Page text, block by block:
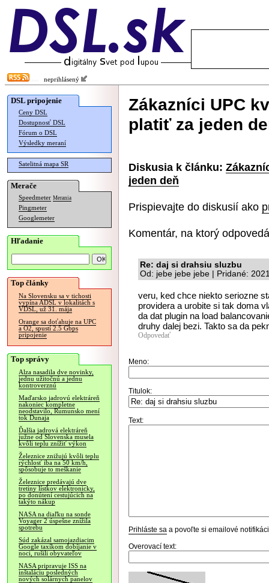
neprihlásený
DSL pripojenie
Ceny DSL
Dostupnosť DSL
Fórum o DSL
Výsledky meraní
Satelitná mapa SR
Merače
Speedmeter Merania
Pingmeter
Googlemeter
Hľadanie
Top články
Na Slovensku sa v tichosti
vypína ADSL v lokalitách s
VDSL, už 31. mája
Orange sa doťahuje na UPC
a O2, spustí 2.5 Gbps
pripojenie
Top správy
Alza nasadila dve novinky,
jednu užitočnú a jednu
kontroverznú
Maďarsko jadrovú elektráreň
nakoniec kompletne
neodstavilo, Rumunsko mení
tok Dunaja
Ďalšia jadrová elektráreň
južne od Slovenska musela
kvôli teplu znížiť výkon
Železnice znižujú kvôli teplu
rýchlosť iba na 50 km/h,
spôsobuje to meškanie
Železnice predávajú dve
tretiny lístkov elektronicky,
po donútení cestujúcich na
takýto nákup
NASA na diaľku na sonde
Voyager 2 úspešne znížila
spotrebu
Súd zakázal samojazdiacim
Google taxíkom dobíjanie v
noci, rušili obyvateľov
NASA pripravuje ISS na
inštaláciu posledných
nových solárnych panelov
Zákazníci UPC
platiť za jeden
Diskusia k článku:
jeden deň
Prispievajte do diskusií ako
Komentár, na ktorý
Re: daj si drahsiu sluzbu
Od: jebe jebe jebe | Pridané:
veru, ked chce niekto seriozne
providera a urobite si tak doma
da dat plugin na load
druhy dalej bezi. Takto sa da
Odpovedať
Meno:
Titulok:
Text:
Prihláste sa a povoľte si emailové
Overovací text: